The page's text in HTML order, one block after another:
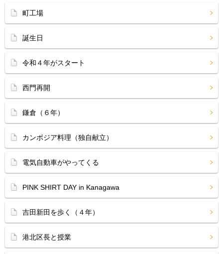
町工場
誕生日
令和４年がスタート
西門再開
鎌倉（６年）
カンボジア料理（独自献立）
電気自動車がやってくる
PINK SHIRT DAY in Kanagawa
吉田新田を歩く（４年）
港北区長と授業